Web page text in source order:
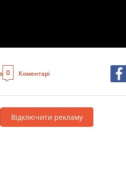
0 Коментарі
Відключити рекламу